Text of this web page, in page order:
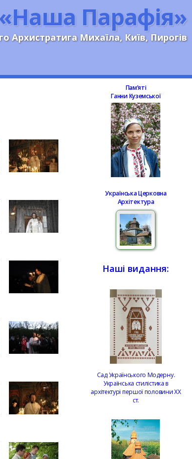
«Наша Парафія»
Архистратига Михаїла, Київ, Пирогів
Памʼяті
Ганни Куземської
Українська Церковна
Архітектура
Наші видання:
Сад Українського Модерну.
Українська стилістика в
архітектурі першої половини ХХ
ст.